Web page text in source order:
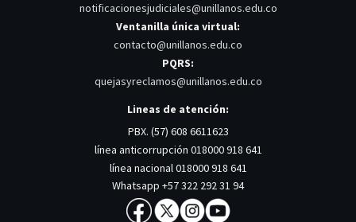
notificacionesjudiciales@unillanos.edu.co
Ventanilla única virtual:
contacto@unillanos.edu.co
PQRS:
quejasyreclamos@unillanos.edu.co
Lineas de atención:
PBX. (57) 608 6611623
línea anticorrupción 018000 918 641
línea nacional 018000 918 641
Whatsapp +57 322 292 31 94